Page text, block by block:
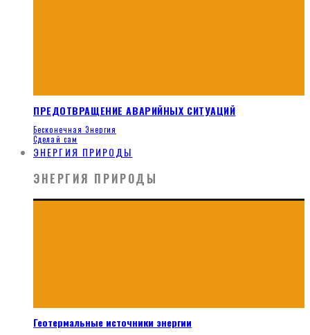
ПРЕДОТВРАЩЕНИЕ АВАРИЙНЫХ СИТУАЦИЙ
Бесконечная Энергия
Сделай сам
ЭНЕРГИЯ ПРИРОДЫ
ЭНЕРГИЯ ПРИРОДЫ
Геотермальные источники энергии